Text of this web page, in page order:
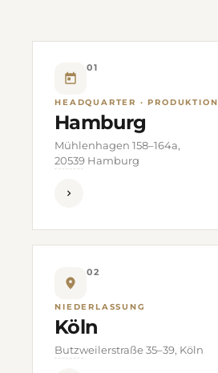
01
HEADQUARTER · PRODUKTION
Hamburg
Mühlenhagen 158–164a,
20539 Hamburg
02
NIEDERLASSUNG
Köln
Butzweilerstraße 35–39, Köln